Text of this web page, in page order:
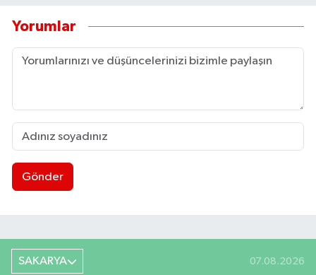
Yorumlar
Gönder
SAKARYA 07.08.2026